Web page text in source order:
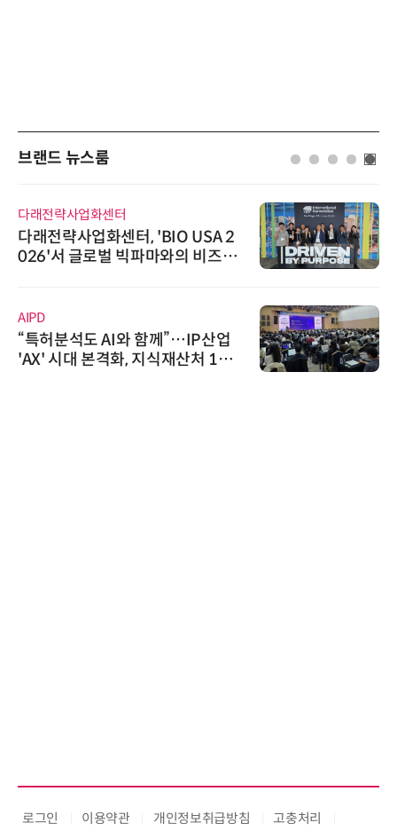
브랜드 뉴스룸
다래전략사업화센터
다래전략사업화센터, 'BIO USA 2
026'서 글로벌 빅파마와의 비즈니
AIPD
“특허분석도 AI와 함께”…IP산업
'AX' 시대 본격화, 지식재산처 1호
로그인 이용약관 개인정보취급방침 고충처리